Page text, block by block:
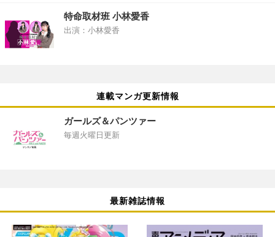
特命取材班 小林愛香
出演：小林愛香
連載マンガ更新情報
ガールズ＆パンツァー
毎週火曜日更新
最新雑誌情報